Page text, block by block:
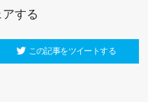
アする
この記事をツイートする